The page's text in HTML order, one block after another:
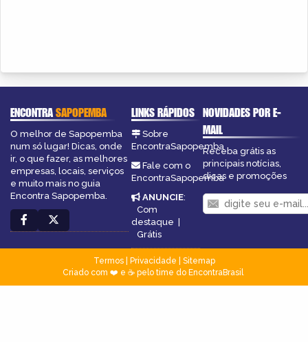
ENCONTRASAPOPEMBA
O melhor de Sapopemba
num só lugar! Dicas, onde
ir, o que fazer, as melhores
empresas, locais, serviços
e muito mais no guia
Encontra Sapopemba.
LINKS RÁPIDOS
Sobre
EncontraSapopemba
Fale com o
EncontraSapopemba
ANUNCIE:
Com
destaque |
Grátis
NOVIDADES POR E-
MAIL
Receba grátis as
principais notícias,
dicas e promoções
Termos| Privacidade
Sitemap
Criado com ❤️ e ☕ pelo time do EncontraBrasil